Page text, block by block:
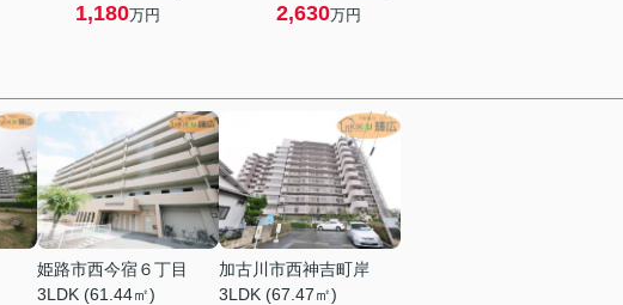
1,180万円 2,630万円
姫路市西今宿６丁目
3LDK (61.44㎡)
加古川市西神吉町岸
3LDK (67.47㎡)